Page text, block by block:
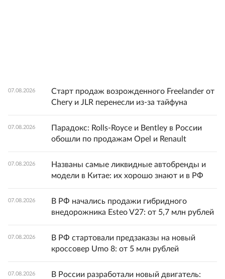
07.08.2026
Старт продаж возрожденного Freelander от
Chery и JLR перенесли из-за тайфуна
07.08.2026
Парадокс: Rolls-Royce и Bentley в России
обошли по продажам Opel и Renault
07.08.2026
Названы самые ликвидные автобренды и
модели в Китае: их хорошо знают и в РФ
07.08.2026
В РФ начались продажи гибридного
внедорожника Esteo V27: от 5,7 млн рублей
07.08.2026
В РФ стартовали предзаказы на новый
кроссовер Umo 8: от 5 млн рублей
07.08.2026
В России разработали новый двигатель: